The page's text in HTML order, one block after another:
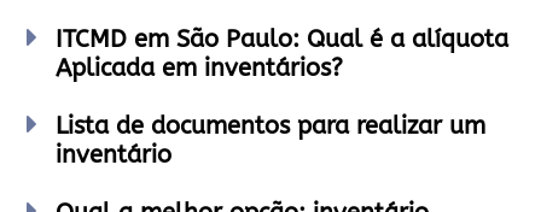
ITCMD em São Paulo: Qual é a alíquota
Aplicada em inventários?
Lista de documentos para realizar um
inventário